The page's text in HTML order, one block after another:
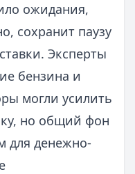
ожидания,
сохранит паузу
Эксперты
бензина и
могли усилить
но общий фон
для денежно-